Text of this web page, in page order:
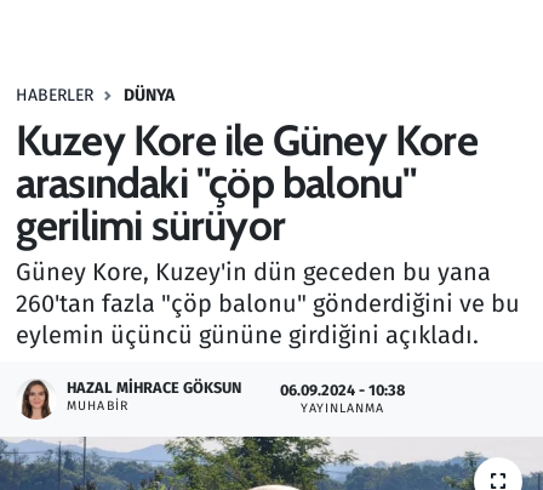
HABERLER DÜNYA
Kuzey Kore ile Güney Kore
arasındaki "çöp balonu"
gerilimi sürüyor
Güney Kore, Kuzey'in dün geceden bu yana
260'tan fazla "çöp balonu" gönderdiğini ve bu
eylemin üçüncü gününe girdiğini açıkladı.
HAZAL MIHRACE GÖKSUN
MUHABIR
06.09.2024 - 10:38
YAYINLANMA
Haber
Kültür Sanat
Kurumsal Haberler
Lezzet Durağı
Memur ve Kamu
Otomobil
Oyun